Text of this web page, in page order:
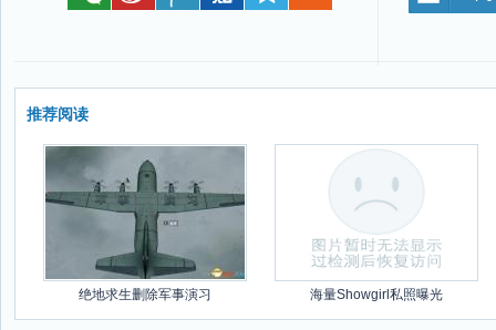
推荐阅读
绝地求生删除军事演习 海量Showgirl私照曝光